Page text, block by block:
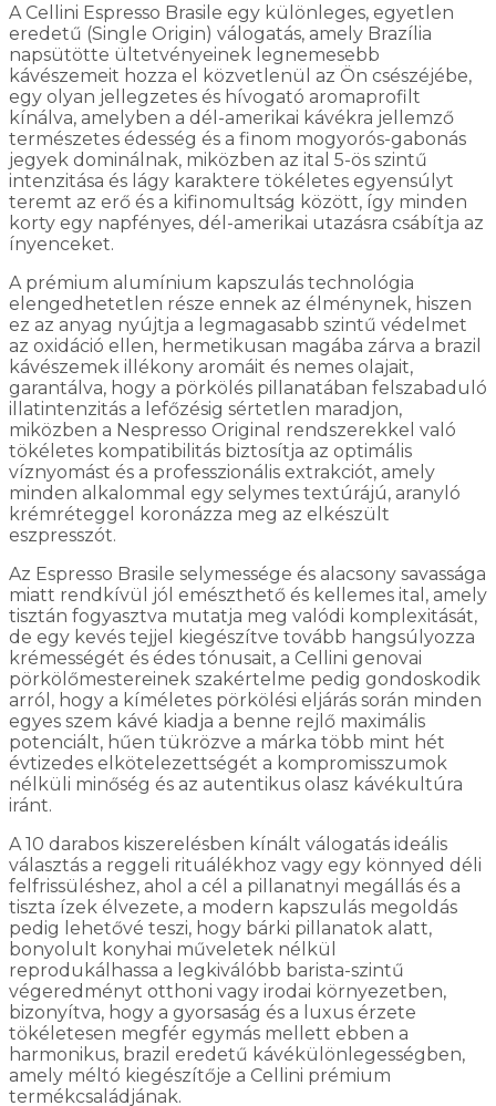
A Cellini Espresso Brasile egy különleges, egyetlen
eredetű (Single Origin) válogatás, amely Brazília
napsütötte ültetvényeinek legnemesebb
kávészemeit hozza el közvetlenül az Ön csészéjébe,
egy olyan jellegzetes és hívogató aromaprofilt
kínálva, amelyben a dél-amerikai kávékra jellemző
természetes édesség és a finom mogyorós-gabonás
jegyek dominálnak, miközben az ital 5-ös szintű
intenzitása és lágy karaktere tökéletes egyensúlyt
teremt az erő és a kifinomultság között, így minden
korty egy napfényes, dél-amerikai utazásra csábítja az
ínyenceket.
A prémium alumínium kapszulás technológia
elengedhetetlen része ennek az élménynek, hiszen
ez az anyag nyújtja a legmagasabb szintű védelmet
az oxidáció ellen, hermetikusan magába zárva a brazil
kávészemek illékony aromáit és nemes olajait,
garantálva, hogy a pörkölés pillanatában felszabaduló
illatintenzitás a lefőzésig sértetlen maradjon,
miközben a Nespresso Original rendszerekkel való
tökéletes kompatibilitás biztosítja az optimális
víznyomást és a professzionális extrakciót, amely
minden alkalommal egy selymes textúrájú, aranyló
krémréteggel koronázza meg az elkészült
eszpresszót.
Az Espresso Brasile selymessége és alacsony savassága
miatt rendkívül jól emészthető és kellemes ital, amely
tisztán fogyasztva mutatja meg valódi komplexitását,
de egy kevés tejjel kiegészítve tovább hangsúlyozza
krémességét és édes tónusait, a Cellini genovai
pörkölőmestereinek szakértelme pedig gondoskodik
arról, hogy a kíméletes pörkölési eljárás során minden
egyes szem kávé kiadja a benne rejlő maximális
potenciált, hűen tükrözve a márka több mint hét
évtizedes elkötelezettségét a kompromisszumok
nélküli minőség és az autentikus olasz kávékultúra
iránt.
A 10 darabos kiszerelésben kínált válogatás ideális
választás a reggeli rituálékhoz vagy egy könnyed déli
felfrissüléshez, ahol a cél a pillanatnyi megállás és a
tiszta ízek élvezete, a modern kapszulás megoldás
pedig lehetővé teszi, hogy bárki pillanatok alatt,
bonyolult konyhai műveletek nélkül
reprodukálhassa a legkiválóbb barista-szintű
végeredményt otthoni vagy irodai környezetben,
bizonyítva, hogy a gyorsaság és a luxus érzete
tökéletesen megfér egymás mellett ebben a
harmonikus, brazil eredetű kávékülönlegességben,
amely méltó kiegészítője a Cellini prémium
termékcsaládjának.